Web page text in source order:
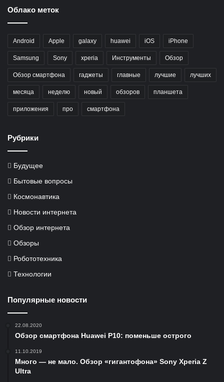
Облако меток
Android Apple galaxy huawei iOS iPhone
Samsung Sony xperia Инструменты Обзор
Обзор смартфона гаджеты главные лучшие лучших
месяца неделю новый обзоров планшета
приложения про смартфона
Рубрики
Будущее
Бытовые вопросы
Космонавтика
Новости интернета
Обзор интернета
Обзоры
Робототехника
Технологии
Популярные новости
22.08.2020
Обзор смартфона Huawei P10: поменьше острого
11.10.2019
Много — не мало. Обзор «гигантофона» Sony Xperia Z
Ultra